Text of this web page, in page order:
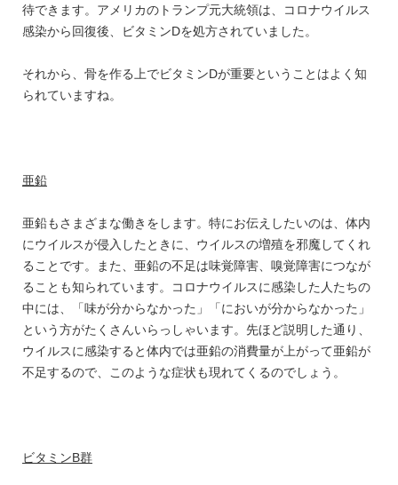
待できます。アメリカのトランプ元大統領は、コロナウイルス
感染から回復後、ビタミンDを処方されていました。
それから、骨を作る上でビタミンDが重要ということはよく知
られていますね。
亜鉛
亜鉛もさまざまな働きをします。特にお伝えしたいのは、体内
にウイルスが侵入したときに、ウイルスの増殖を邪魔してくれ
ることです。また、亜鉛の不足は味覚障害、嗅覚障害につなが
ることも知られています。コロナウイルスに感染した人たちの
中には、「味が分からなかった」「においが分からなかった」
という方がたくさんいらっしゃいます。先ほど説明した通り、
ウイルスに感染すると体内では亜鉛の消費量が上がって亜鉛が
不足するので、このような症状も現れてくるのでしょう。
ビタミンB群